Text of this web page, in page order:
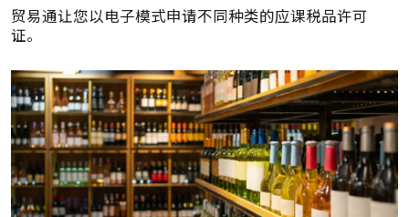
贸易通让您以电子模式申请不同种类的应课税品许可
证。